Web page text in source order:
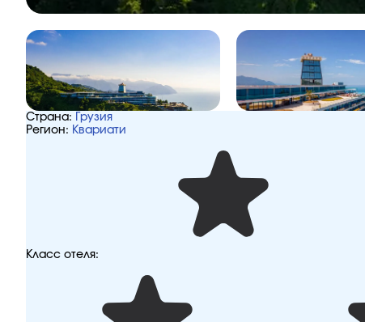
Страна:
Грузия
Регион: Квариати
Класс отеля: